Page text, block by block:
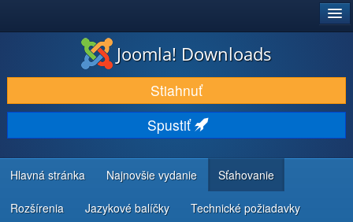
STIAHNUŤ & ROZŠÍRIŤ
OBJAVUJTE & UČTE SA
KOMUNITA & PODPORA
ZDROJE INFORMÁCIÍ PRE VÝVOJÁROV
Joomla! Downloads
Stiahnuť
Spustiť
Hlavná stránka Najnovšie vydanie Sťahovanie
Rozšírenia Jazykové balíčky Technické požiadavky